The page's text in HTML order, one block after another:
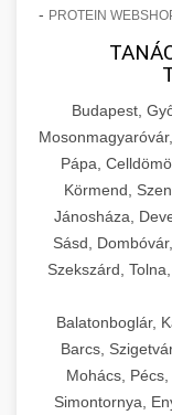
- PROTEIN
Budapest,
Pápa,
Körmend,
Jánosháza,
Sásd,
Szekszárd,
Balatonboglár,
Barcs,
Mohács,
Simontornya,